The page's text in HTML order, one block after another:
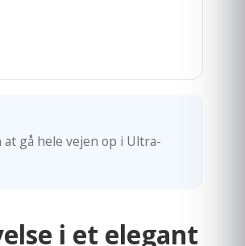
gå hele vejen op i Ultra-
i et elegant